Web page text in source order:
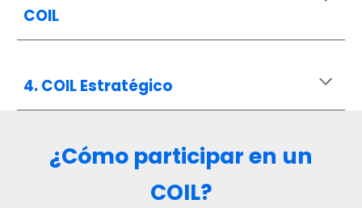
COIL
4. COIL Estratégico
¿Cómo participar en un
COIL?